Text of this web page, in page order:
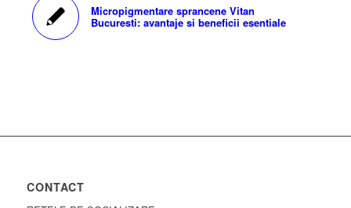
Micropigmentare sprancene Vitan
Bucuresti: avantaje si beneficii esentiale
CONTACT